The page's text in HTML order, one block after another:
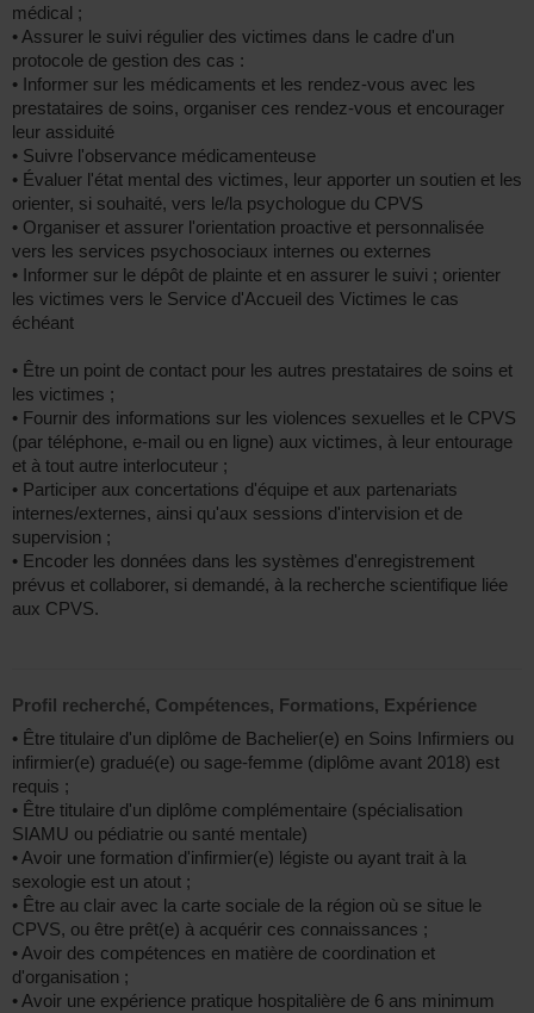
médical ;
• Assurer le suivi régulier des victimes dans le cadre d'un
protocole de gestion des cas :
• Informer sur les médicaments et les rendez-vous avec les
prestataires de soins, organiser ces rendez-vous et encourager
leur assiduité
• Suivre l'observance médicamenteuse
• Évaluer l'état mental des victimes, leur apporter un soutien et les
orienter, si souhaité, vers le/la psychologue du CPVS
• Organiser et assurer l'orientation proactive et personnalisée
vers les services psychosociaux internes ou externes
• Informer sur le dépôt de plainte et en assurer le suivi ; orienter
les victimes vers le Service d'Accueil des Victimes le cas
échéant
• Être un point de contact pour les autres prestataires de soins et
les victimes ;
• Fournir des informations sur les violences sexuelles et le CPVS
(par téléphone, e-mail ou en ligne) aux victimes, à leur entourage
et à tout autre interlocuteur ;
• Participer aux concertations d'équipe et aux partenariats
internes/externes, ainsi qu'aux sessions d'intervision et de
supervision ;
• Encoder les données dans les systèmes d'enregistrement
prévus et collaborer, si demandé, à la recherche scientifique liée
aux CPVS.
Profil recherché, Compétences, Formations, Expérience
• Être titulaire d'un diplôme de Bachelier(e) en Soins Infirmiers ou
infirmier(e) gradué(e) ou sage-femme (diplôme avant 2018) est
requis ;
• Être titulaire d'un diplôme complémentaire (spécialisation
SIAMU ou pédiatrie ou santé mentale)
• Avoir une formation d'infirmier(e) légiste ou ayant trait à la
sexologie est un atout ;
• Être au clair avec la carte sociale de la région où se situe le
CPVS, ou être prêt(e) à acquérir ces connaissances ;
• Avoir des compétences en matière de coordination et
d'organisation ;
• Avoir une expérience pratique hospitalière de 6 ans minimum